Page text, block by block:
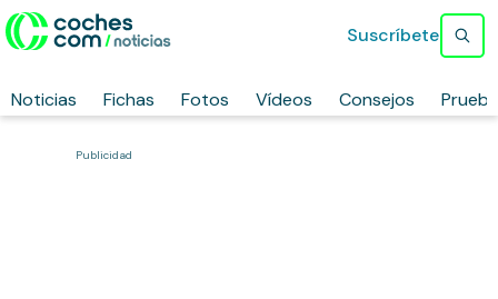
Noticias Fichas Fotos Vídeos Consejos
Suscríbete
Publicidad